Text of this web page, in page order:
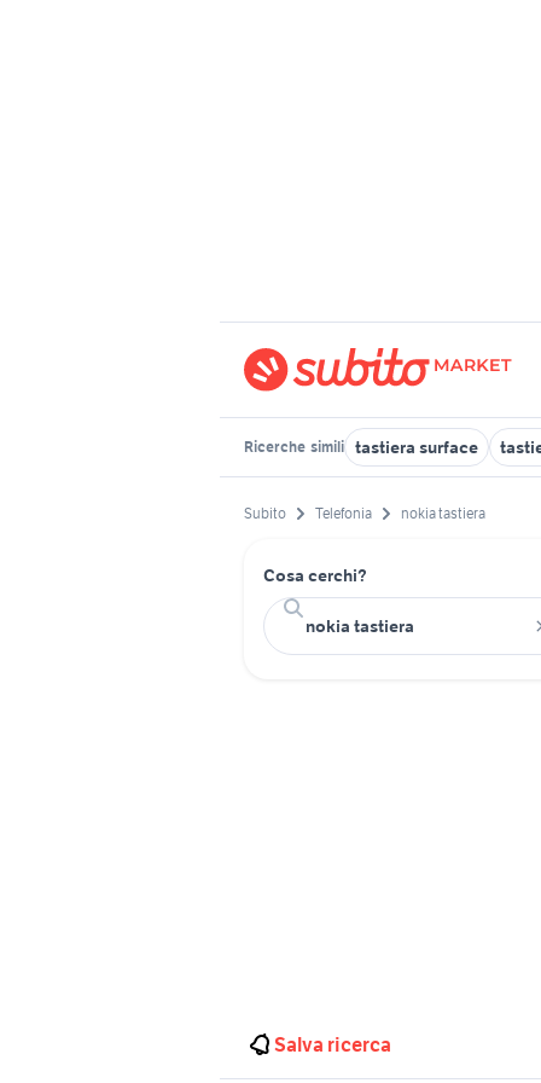
Ricerche simili tastiera surface
Subito Telefonia nokia tastiera
Cosa cerchi?
Salva ricerca